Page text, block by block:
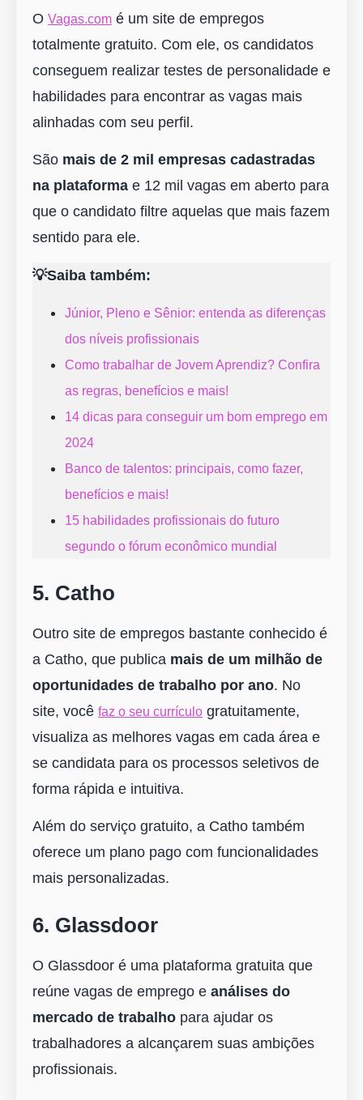
O Vagas.com é um site de empregos
totalmente gratuito. Com ele, os candidatos
conseguem realizar testes de personalidade e
habilidades para encontrar as vagas mais
alinhadas com seu perfil.
São mais de 2 mil empresas cadastradas
na plataforma e 12 mil vagas em aberto para
que o candidato filtre aquelas que mais fazem
sentido para ele.
💡Saiba também:
Júnior, Pleno e Sênior: entenda as diferenças
dos níveis profissionais
Como trabalhar de Jovem Aprendiz? Confira
as regras, benefícios e mais!
14 dicas para conseguir um bom emprego em
2024
Banco de talentos: principais, como fazer,
benefícios e mais!
15 habilidades profissionais do futuro
segundo o fórum econômico mundial
5. Catho
Outro site de empregos bastante conhecido é
a Catho, que publica mais de um milhão de
oportunidades de trabalho por ano. No
site, você faz o seu currículo gratuitamente,
visualiza as melhores vagas em cada área e
se candidata para os processos seletivos de
forma rápida e intuitiva.
Além do serviço gratuito, a Catho também
oferece um plano pago com funcionalidades
mais personalizadas.
6. Glassdoor
O Glassdoor é uma plataforma gratuita que
reúne vagas de emprego e análises do
mercado de trabalho para ajudar os
trabalhadores a alcançarem suas ambições
profissionais.